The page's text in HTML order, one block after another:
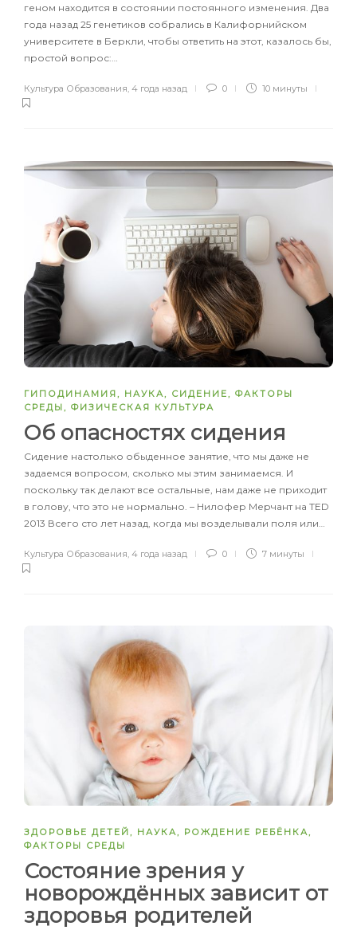
геном находится в состоянии постоянного изменения. Два
года назад 25 генетиков собрались в Калифорнийском
университете в Беркли, чтобы ответить на этот, казалось бы,
простой вопрос:…
Культура Образования 4 года назад 0 10 минуты
ГИПОДИНАМИЯ , НАУКА , СИДЕНИЕ , ФАКТОРЫ
СРЕДЫ , ФИЗИЧЕСКАЯ КУЛЬТУРА
Об опасностях сидения
Сидение настолько обыденное занятие, что мы даже не
задаемся вопросом, сколько мы этим занимаемся. И
поскольку так делают все остальные, нам даже не приходит
в голову, что это не нормально. – Нилофер Мерчант на TED
2013 Всего сто лет назад, когда мы возделывали поля или…
Культура Образования 4 года назад 0 7 минуты
ЗДОРОВЬЕ ДЕТЕЙ, НАУКА, РОЖДЕНИЕ РЕБЁНКА,
ФАКТОРЫ СРЕДЫ
Состояние зрения у
новорождённых зависит от
здоровья родителей